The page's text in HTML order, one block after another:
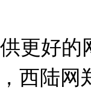
更好的
西陆网